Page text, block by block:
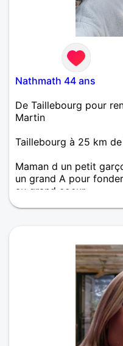
Nathmath 44 ans
De Taillebourg pour
Martin
Taillebourg à 25 km
Maman d un petit
un grand A pour
au grand coeur